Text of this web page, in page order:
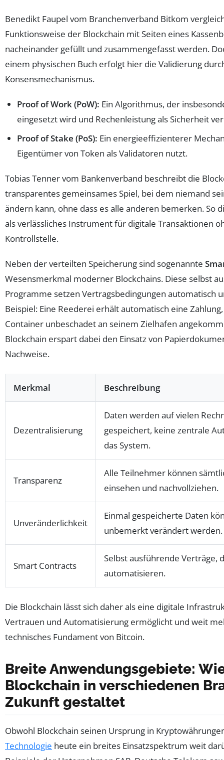
Benedikt Faupel vom Branchenverband Bitkom
Funktionsweise der Blockchain mit Seiten eines
nacheinander gefüllt und zusammengefasst werden.
einem physischen Buch erfolgt hier die Validierung
Konsensmechanismus.
Proof of Work (PoW): Ein Algorithmus, der
eingesetzt wird und Rechenleistung als Sicherheit
Proof of Stake (PoS): Ein energieeffizienterer
Eigentümer von Token als Validatoren nutzt.
Tobias Tenner vom Bankenverband beschreibt die
transparentes gemeinsames Spiel, bei dem niemand
ändern kann, ohne dass es alle anderen bemerken. So
als verlässliches Instrument für digitale Transaktionen
Kontrollstelle.
Neben der verteilten Speicherung sind sogenannte
Wesensmerkmal moderner Blockchains. Diese selbst
Programme setzen Vertragsbedingungen automatisch
Beispiel: Eine Reederei erhält automatisch eine
Container unbeschadet an seinem Zielhafen
Blockchain erspart dabei den Einsatz von
Nachweise.
Merkmal Beschreibung
Dezentralisierung
Daten werden auf vielen
gespeichert, keine zentrale
das System.
Transparenz
Alle Teilnehmer können
einsehen und nachvollziehen.
Unveränderlichkeit
Einmal gespeicherte Daten
unbemerkt verändert werden.
Smart Contracts
Selbst ausführende Verträge,
automatisieren.
Die Blockchain lässt sich daher als eine digitale
Vertrauen und Automatisierung ermöglicht und weit
technisches Fundament von Bitcoin.
Breite Anwendungsgebiete:
Blockchain in verschiedenen
Zukunft gestaltet
Obwohl Blockchain seinen Ursprung in
Technologie heute ein breites Einsatzspektrum weit